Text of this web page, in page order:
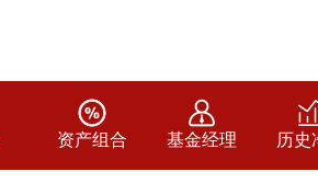
资产组合 基金经理 历史